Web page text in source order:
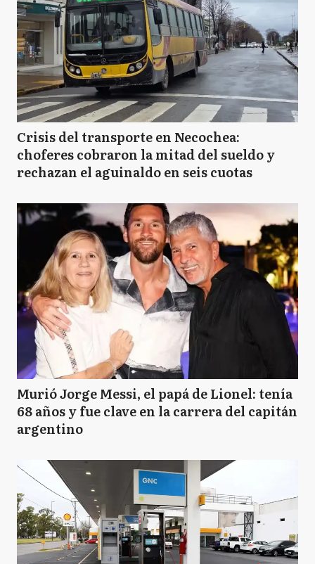
Crisis del transporte en Necochea:
choferes cobraron la mitad del sueldo y
rechazan el aguinaldo en seis cuotas
Murió Jorge Messi, el papá de Lionel: tenía
68 años y fue clave en la carrera del capitán
argentino